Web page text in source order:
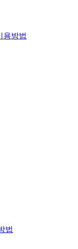
용방법
법